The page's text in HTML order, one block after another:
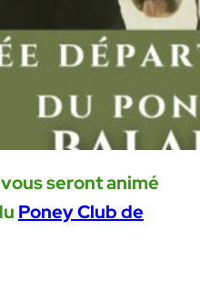
seront animé
Poney Club de